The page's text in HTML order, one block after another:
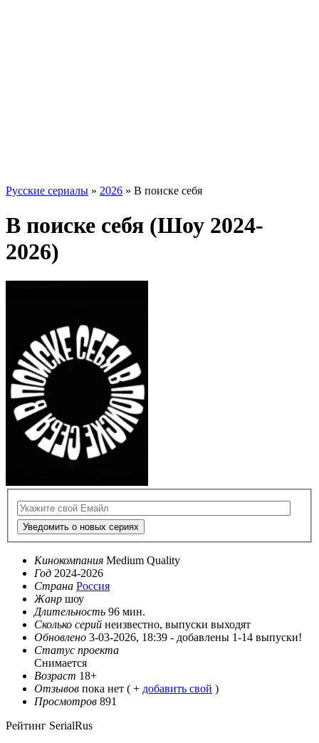
Русские сериалы » 2026 » В поиске себя
В поиске себя (Шоу 2024-
2026)
Уведомить о новых сериях
Кинокомпания Medium Quality
Год 2024-2026
Страна Россия
Жанр шоу
Длительность 96 мин.
Сколько серий неизвестно, выпуски выходят
Обновлено 3-03-2026, 18:39 - добавлены 1-14 выпуски!
Статус проекта
Снимается
Возраст 18+
Отзывов пока нет ( + добавить свой )
Просмотров 891
Рейтинг SerialRus